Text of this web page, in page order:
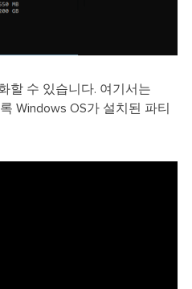
할 수 있습니다. 여기서는
Windows OS가 설치된 파티